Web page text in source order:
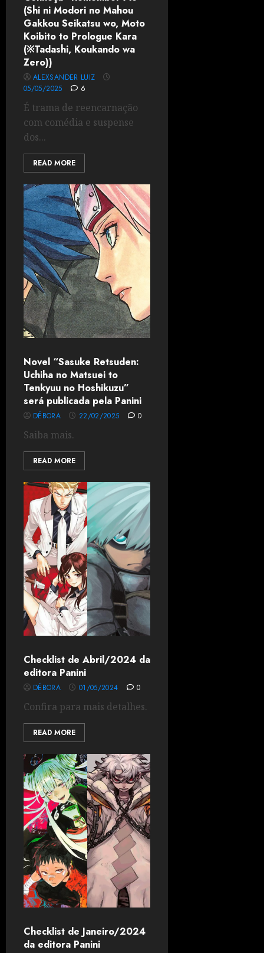
(Shi ni Modori no Mahou
Gakkou Seikatsu wo, Moto
Koibito to Prologue Kara
(※Tadashi, Koukando wa
Zero))
ALEXSANDER LUIZ
05/05/2025
6
É trama de reencarnação
com comédia e suspense
dos...
READ MORE
Novel “Sasuke Retsuden:
Uchiha no Matsuei to
Tenkyuu no Hoshikuzu”
será publicada pela Panini
DÉBORA 22/02/2025 0
Saiba mais.
READ MORE
Checklist de Abril/2024 da
editora Panini
DÉBORA 01/05/2024 0
Confira para mais detalhes.
READ MORE
Checklist de Janeiro/2024
da editora Panini